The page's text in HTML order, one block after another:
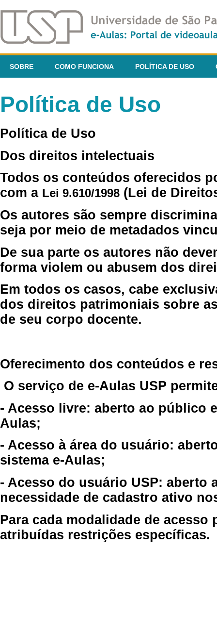
SOBRE COMO FUNCIONA POLÍTICA DE USO
Política de Uso
Política de Uso
Dos direitos intelectuais
Todos os conteúdos oferecidos
com a Lei 9.610/1998 (Lei de
Os autores são sempre
seja por meio de metadados
De sua parte os autores não
forma violem ou abusem dos
Em todos os casos, cabe
dos direitos patrimoniais sobre
de seu corpo docente.
Oferecimento dos conteúdos e
O serviço de e-Aulas USP
- Acesso livre: aberto ao público
Aulas;
- Acesso à área do usuário:
sistema e-Aulas;
- Acesso do usuário USP: aberto
necessidade de cadastro ativo
Para cada modalidade de
atribuídas restrições específicas.